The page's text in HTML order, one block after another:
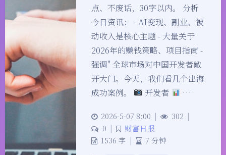
点、不废话，30字以内。 分析
今日资讯： - AI变现、副业、被
动收入是核心主题 - 大量关于
2026年的赚钱策略、项目指南 -
强调" 全球市场对中国开发者敞
开大门。今天，我们看几个出海
成功案例。
开发者 …
2026-5-07 8:00 | 302 |
0 |
财富日报
1536 字 | 7 分钟